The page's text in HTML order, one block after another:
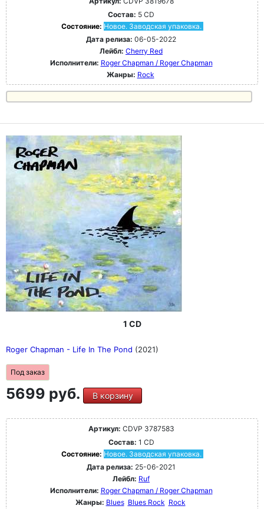
Состав: 5 CD
Состояние: Новое. Заводская упаковка.
Дата релиза: 06-05-2022
Лейбл: Cherry Red
Исполнители: Roger Chapman / Roger Chapman
Жанры: Rock
1 CD
Roger Chapman - Life In The Pond (2021)
Под заказ
5699 руб. В корзину
Артикул: CDVP 3787583
Состав: 1 CD
Состояние: Новое. Заводская упаковка.
Дата релиза: 25-06-2021
Лейбл: Ruf
Исполнители: Roger Chapman / Roger Chapman
Жанры: Blues Blues Rock Rock